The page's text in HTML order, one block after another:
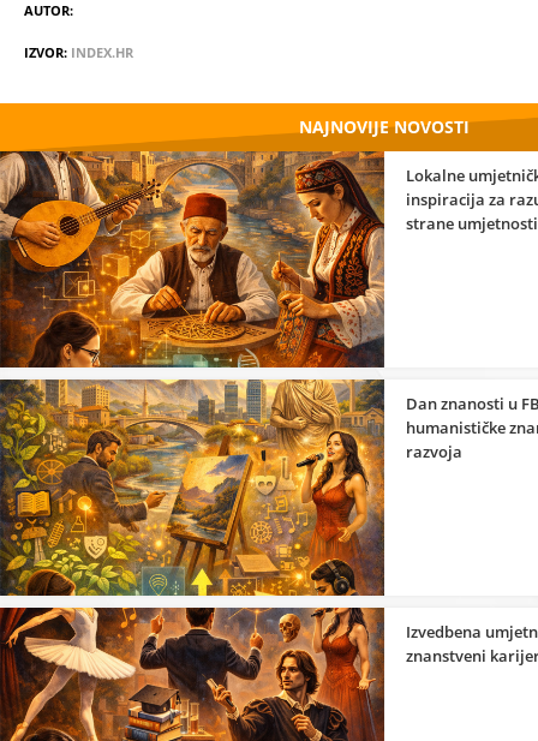
AUTOR:
IZVOR: INDEX.HR
NAJNOVIJE NOVOSTI
Lokalne
inspiracija za
strane umjetnosti
Dan znanosti u
humanističke
razvoja
Izvedbena
znanstveni